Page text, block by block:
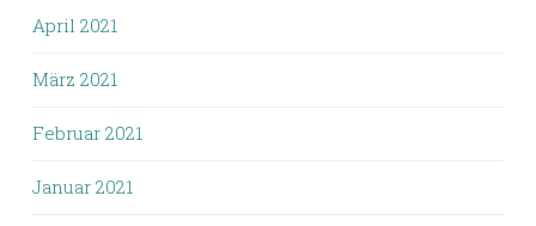
April 2021
März 2021
Februar 2021
Januar 2021